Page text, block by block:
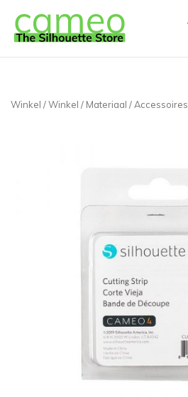
Winkel /Winkel / Materiaal / Accessoires